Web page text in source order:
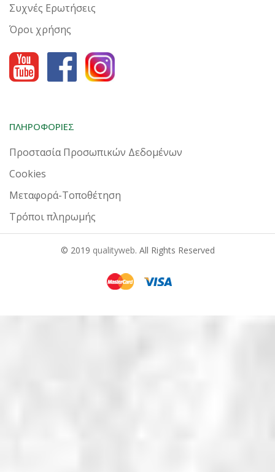
Συχνές Ερωτήσεις
Όροι χρήσης
ΠΛΗΡΟΦΟΡΙΕΣ
Προστασία Προσωπικών Δεδομένων
Cookies
Μεταφορά-Τοποθέτηση
Τρόποι πληρωμής
© 2019 qualityweb. All Rights Reserved